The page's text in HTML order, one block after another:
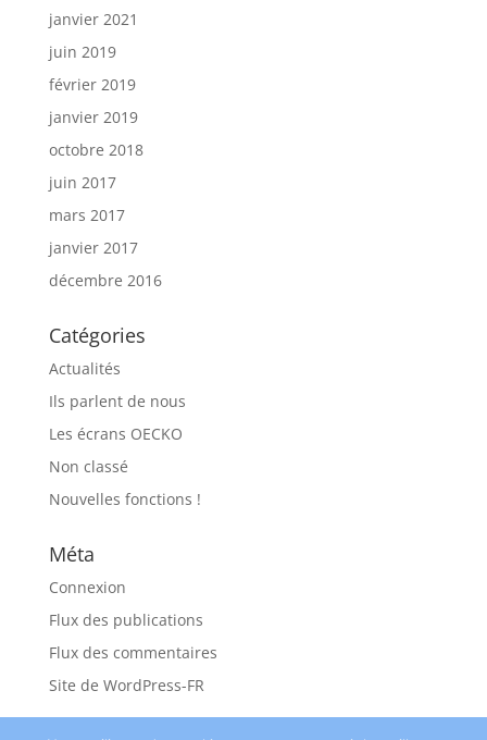
janvier 2021
juin 2019
février 2019
janvier 2019
octobre 2018
juin 2017
mars 2017
janvier 2017
décembre 2016
Catégories
Actualités
Ils parlent de nous
Les écrans OECKO
Non classé
Nouvelles fonctions !
Méta
Connexion
Flux des publications
Flux des commentaires
Site de WordPress-FR